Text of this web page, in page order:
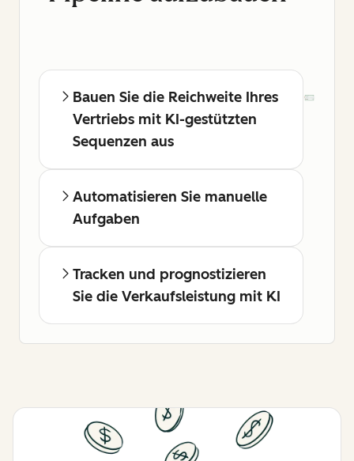
Bauen Sie die Reichweite Ihres
Vertriebs mit KI-gestützten
Sequenzen aus
Automatisieren Sie manuelle
Aufgaben
Tracken und prognostizieren
Sie die Verkaufsleistung mit KI